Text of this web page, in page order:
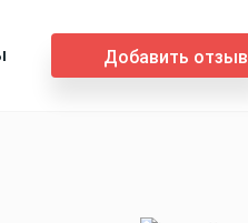
Добавить отзыв